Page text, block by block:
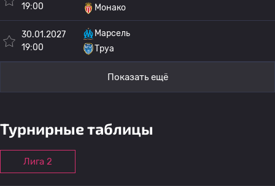
19:00
Монако
30.01.2027
19:00
Марсель
Труа
Показать ещё
Турнирные таблицы
Лига 2